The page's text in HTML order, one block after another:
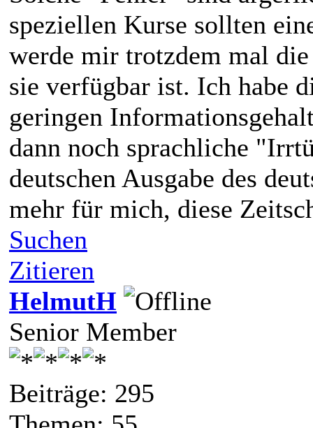
speziellen Kurse sollten
werde mir trotzdem mal
sie verfügbar ist. Ich habe
geringen
dann noch sprachliche
deutschen Ausgabe des
mehr für mich, diese
Suchen
Zitieren
HelmutH
Senior Member
Beiträge: 295